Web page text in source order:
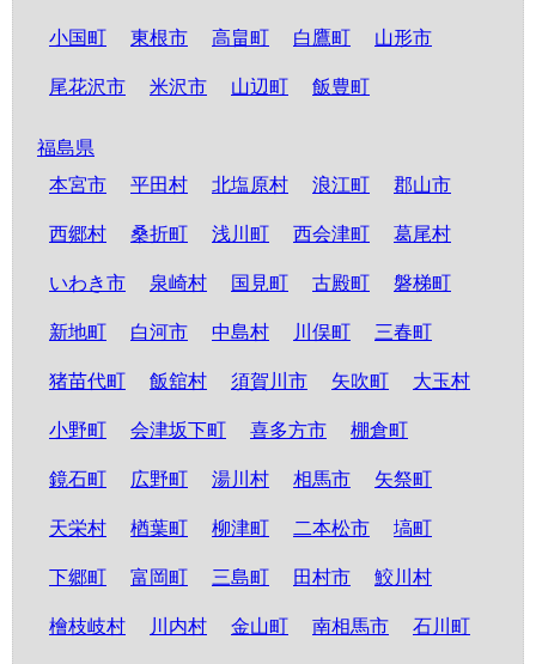
小国町 東根市 高畠町 白鷹町 山形市
尾花沢市 米沢市 山辺町 飯豊町
福島県
本宮市
平田村 北塩原村 浪江町 郡山市
西郷村 桑折町 浅川町 西会津町 葛尾村
いわき市 泉崎村 国見町 古殿町 磐梯町
新地町 白河市 中島村 川俣町 三春町
猪苗代町 飯舘村 須賀川市 矢吹町 大玉村
小野町 会津坂下町 喜多方市 棚倉町
鏡石町 広野町 湯川村 相馬市 矢祭町
天栄村 楢葉町 柳津町 二本松市 塙町
下郷町 富岡町 三島町 田村市 鮫川村
檜枝岐村 川内村 金山町 南相馬市 石川町